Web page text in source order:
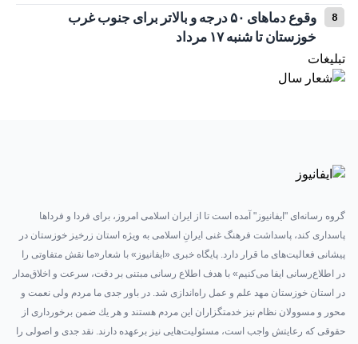
وقوع دما‌های ۵۰ درجه و بالاتر برای جنوب غرب
خوزستان تا شنبه ۱۷ مرداد
تبلیغات
گروه رسانه‌ای "ایفانیوز" آمده است تا از ایران اسلامی امروز، برای فردا و فرداها
پاسداری کند، پاسداشت فرهنگ غنی ایرانِ اسلامی به ویژه استان زرخیز خوزستان در
پیشانی فعالیت‌های ما قرار دارد. پایگاه خبری «ایفانیوز» با شعار«ما نقش متفاوتی را
در اطلاع‌رسانی ایفا می‌کنیم» با هدف اطلاع رسانی مبتنی بر دقت، سرعت و اخلاق‌مدار
در استان خوزستان مهد علم و عمل راه‌اندازی شد. در باور جدی ما مردم ولی نعمت و
محور و مسوولان نظام نیز خدمتگزاران این مردم هستند و هر یك ضمن برخورداری از
حقوقی كه رعایتش واجب است، مسئولیت‌هایی نیز برعهده دارند. نقد جدی و اصولی را